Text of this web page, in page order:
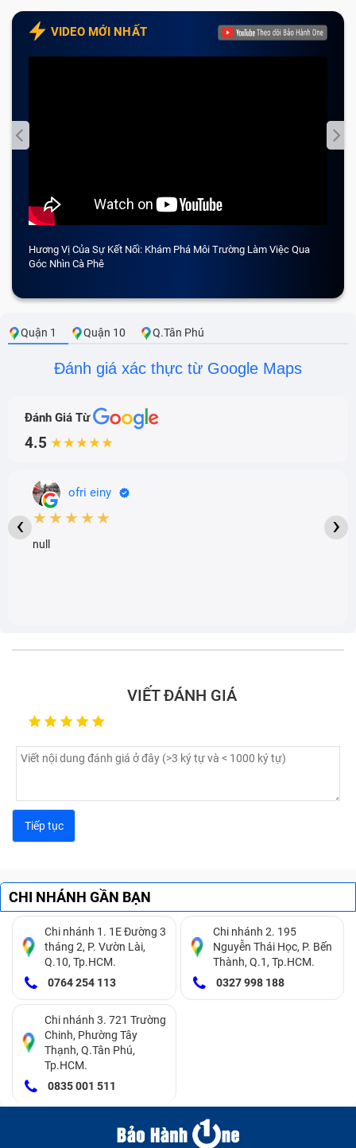
VIDEO MỚI NHẤT
Hương Vị Của Sự Kết Nối: Khám Phá Môi Trường Làm Việc Qua
Góc Nhìn Cà Phê
Quận 1 Quận 10 Q.Tân Phú
Đánh giá xác thực từ Google Maps
Đánh Giá Từ
4.5 ★★★★★
ofri einy
★★★★★
null
‹ ›
VIẾT ĐÁNH GIÁ
CHI NHÁNH GẦN BẠN
Chi nhánh 1. 1E Đường 3
tháng 2, P. Vườn Lài,
Q.10, Tp.HCM.
0764 254 113
Chi nhánh 2. 195
Nguyễn Thái Học, P. Bến
Thành, Q.1, Tp.HCM.
0327 998 188
Chi nhánh 3. 721 Trường
Chinh, Phường Tây
Thạnh, Q.Tân Phú,
Tp.HCM.
0835 001 511